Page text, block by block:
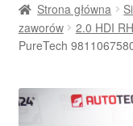
Dostawa
Kontakt
Strona główna
zaworów
2.0 HDI
PureTech